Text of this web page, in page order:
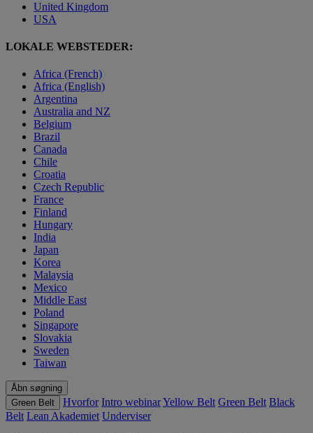
United Kingdom
USA
LOKALE WEBSTEDER:
Africa (French)
Africa (English)
Argentina
Australia and NZ
Belgium
Brazil
Canada
Chile
Croatia
Czech Republic
France
Finland
Hungary
India
Japan
Korea
Malaysia
Mexico
Middle East
Poland
Singapore
Slovakia
Sweden
Taiwan
Åbn søgning
Green Belt
Hvorfor Intro webinarYellow Belt Green Belt Black
Belt Lean Akademiet Underviser